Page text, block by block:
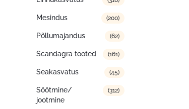
Mesindus (200)
Põllumajandus (62)
Scandagra tooted (161)
Seakasvatus (45)
Söötmine/
jootmine
(312)